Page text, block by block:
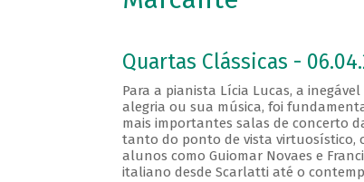
Quartas Clássicas -
Para a pianista Lícia Lucas, a
alegria ou sua música, foi
mais importantes salas de concerto
tanto do ponto de vista virtuosístico,
alunos como Guiomar Novaes e
italiano desde Scarlatti até o